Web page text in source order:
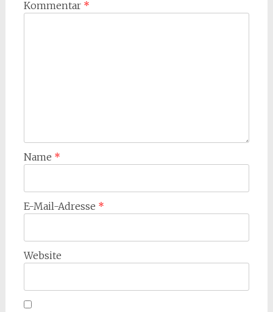
Kommentar *
Name *
E-Mail-Adresse *
Website